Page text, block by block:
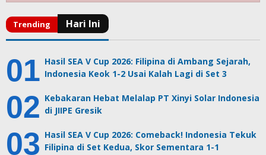
Hasil SEA V Cup 2026: Filipina di Ambang Sejarah,
Indonesia Keok 1-2 Usai Kalah Lagi di Set 3
Kebakaran Hebat Melalap PT Xinyi Solar Indonesia
di JIIPE Gresik
Hasil SEA V Cup 2026: Comeback! Indonesia Tekuk
Filipina di Set Kedua, Skor Sementara 1-1